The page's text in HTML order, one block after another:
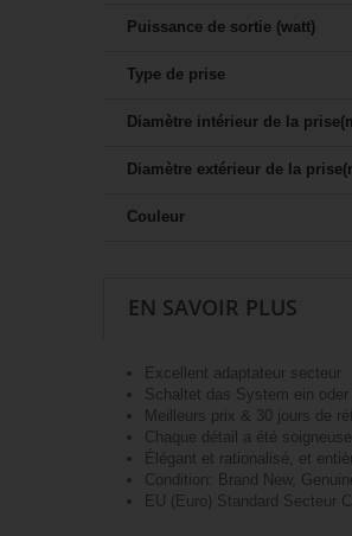
Puissance de sortie (watt)
Type de prise
Diamètre intérieur de la
Diamètre extérieur de la
Couleur
EN SAVOIR PLUS
Excellent adaptateur secteur
Schaltet das System ein
Meilleurs prix & 30 jours de
Chaque détail a été
Élégant et rationalisé, et
Condition: Brand New,
EU (Euro) Standard Secteur